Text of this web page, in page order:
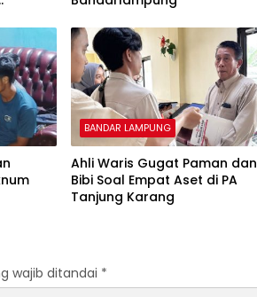
BANDAR LAMPUNG
Ahli Waris Gugat Paman dan
Bibi Soal Empat Aset di PA
Tanjung Karang
wajib ditandai *